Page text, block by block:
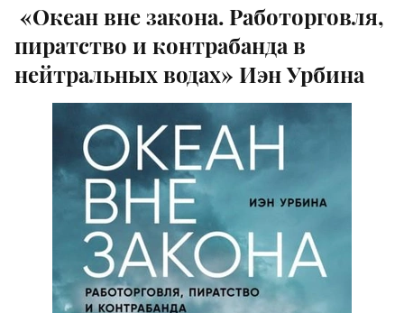
«Океан вне закона. Работорговля,
пиратство и контрабанда в
нейтральных водах» Иэн Урбина